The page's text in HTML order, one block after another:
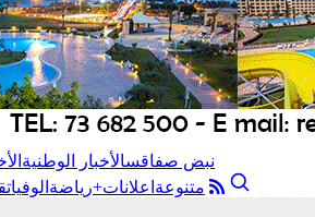
نبض صفاقسالأخبار الوطنية
متنوعة اعلانات+رياضة الوفيات